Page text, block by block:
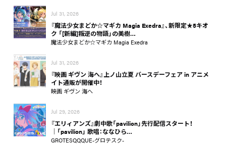
Jul 31, 2026
『魔法少女まどか☆マギカ Magia Exedra』、新限定★5キオ
ク 「[新編]叛逆の物語」の美樹…
魔法少女まどか☆マギカ Magia Exedra
Jul 31, 2026
『映画 ギヴン 海へ』上ノ山立夏 バースデーフェア in アニメ
イト通販が開催中！
映画 ギヴン 海へ
Jul 29, 2026
『エリィアンズ』劇中歌「pavilion」先行配信スタート！
│「pavilion」 歌唱：ななひら…
GROTESQQQUE-グロテスク-